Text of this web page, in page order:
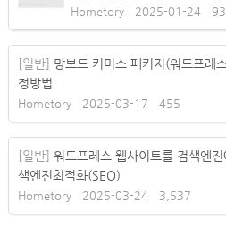
Hometory 2025-01-24
[일반] 망보드 커머스 패키지(워드프레
정방법
Hometory 2025-03-17 455
[일반] 워드프레스 웹사이트를 검색엔
색엔진최적화(SEO)
Hometory 2025-03-24 3,537